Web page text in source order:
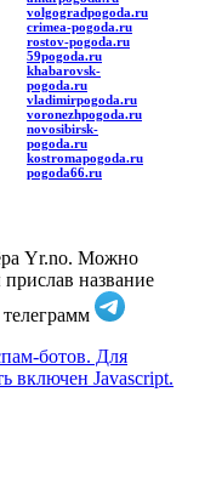
volgogradpogoda.ru
crimea-pogoda.ru
rostov-pogoda.ru
59pogoda.ru
khabarovsk-
pogoda.ru
vladimirpogoda.ru
voronezhpogoda.ru
novosibirsk-
pogoda.ru
kostromapogoda.ru
pogoda66.ru
Yr.no. Можно
название
ботов. Для
включен Javascript.